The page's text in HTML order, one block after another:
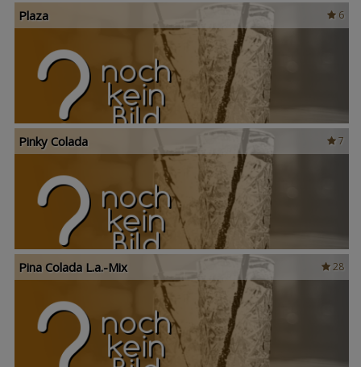
6
Plaza
7
Pinky Colada
28
Pina Colada L.a.-Mix